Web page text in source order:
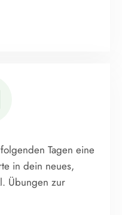
Tagen eine
in dein neues,
Übungen zur